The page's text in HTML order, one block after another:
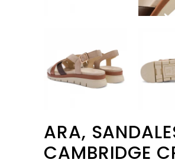
ARA,
CAMBRIDGE